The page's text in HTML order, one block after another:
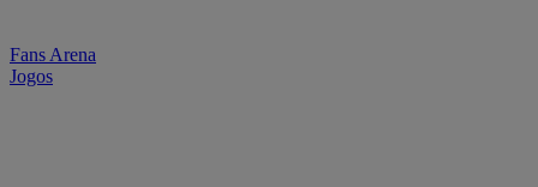
Fans Arena
Jogos